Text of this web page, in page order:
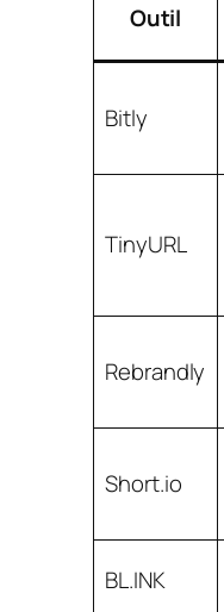
Outil
Bitly
TinyURL
Rebrandly
Short.io
BL.INK